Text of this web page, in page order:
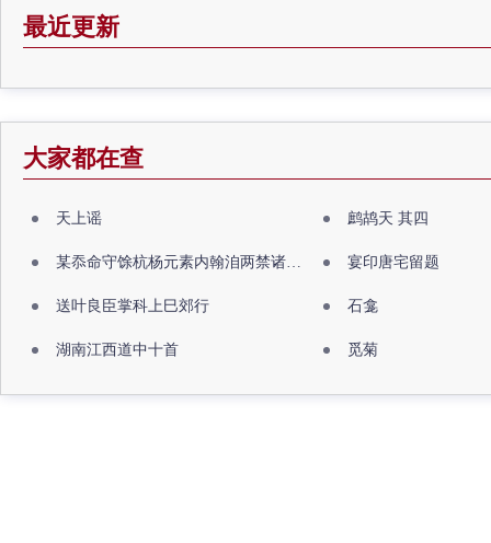
最近更新
大家都在查
天上谣 鹧鸪天 其四
某忝命守馀杭杨元素内翰洎两禁诸公出祖佛寺 宴印唐宅留题
送叶良臣掌科上巳郊行 石龛
湖南江西道中十首 觅菊